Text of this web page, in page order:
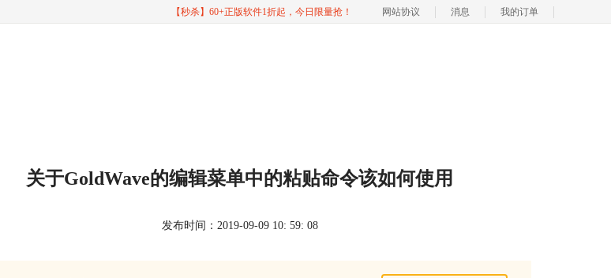
【秒杀】60+正版软件1折起，今日限量抢！ 网站协议 消息 我的订单
关于GoldWave的编辑菜单中的粘贴命令该如何使用
发布时间：2019-09-09 10: 59: 08